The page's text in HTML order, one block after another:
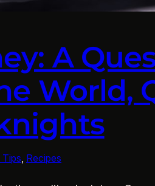
A
World,
Tips Recipes